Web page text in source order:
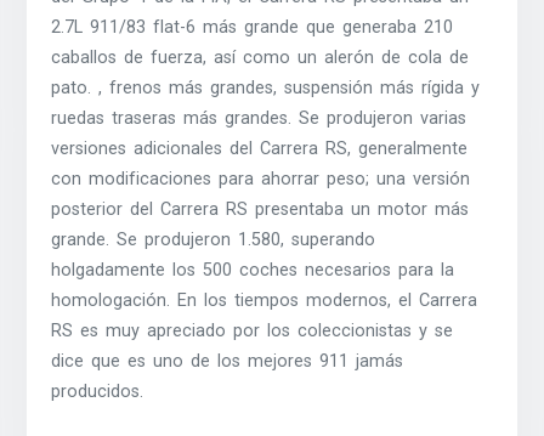
2.7L 911/83 flat-6 más grande que generaba 210
caballos de fuerza, así como un alerón de cola de
pato. , frenos más grandes, suspensión más rígida y
ruedas traseras más grandes. Se produjeron varias
versiones adicionales del Carrera RS, generalmente
con modificaciones para ahorrar peso; una versión
posterior del Carrera RS presentaba un motor más
grande. Se produjeron 1.580, superando
holgadamente los 500 coches necesarios para la
homologación. En los tiempos modernos, el Carrera
RS es muy apreciado por los coleccionistas y se
dice que es uno de los mejores 911 jamás
producidos.